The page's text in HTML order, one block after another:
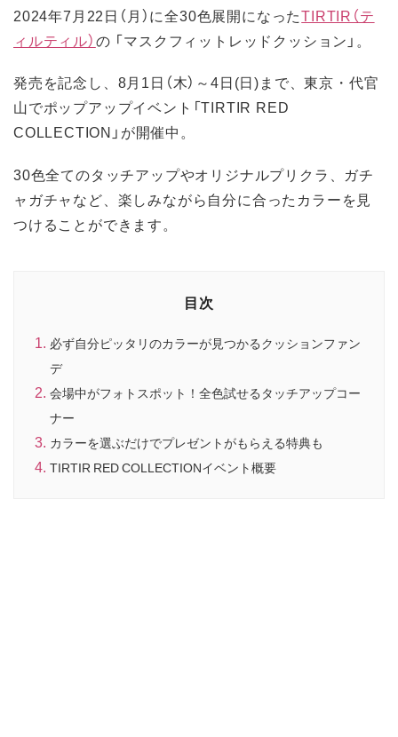
2024年7月22日（月）に全30色展開になったTIRTIR（テ
ィルティル）の 「マスクフィットレッドクッション」。
発売を記念し、8月1日（木）～4日(日)まで、東京・代官
山でポップアップイベント「TIRTIR RED
COLLECTION」が開催中。
30色全てのタッチアップやオリジナルプリクラ、ガチ
ャガチャなど、楽しみながら自分に合ったカラーを見
つけることができます。
目次
必ず自分ピッタリのカラーが見つかるクッションファン
デ
会場中がフォトスポット！全色試せるタッチアップコー
ナー
カラーを選ぶだけでプレゼントがもらえる特典も
TIRTIR RED COLLECTIONイベント概要